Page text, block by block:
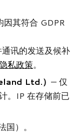
因其符合 GDPR
讯的发送及候补
私政策。
Ltd.） — 仅
。IP 在存储前已
）。